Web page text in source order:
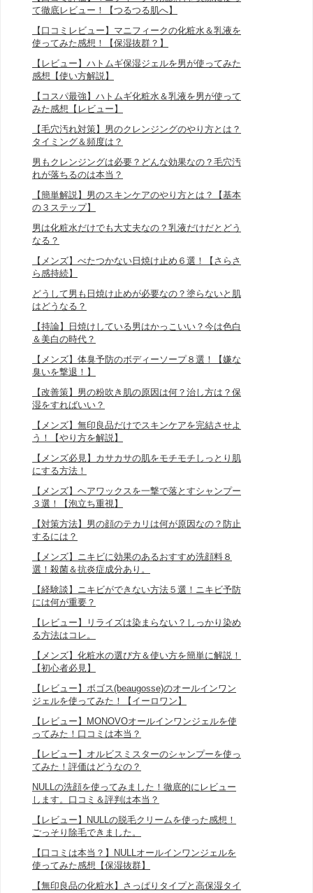
て徹底レビュー！【つるつる肌へ】
【口コミレビュー】マニフィークの化粧水＆乳液を
使ってみた感想！【保湿抜群？】
【レビュー】ハトムギ保湿ジェルを男が使ってみた
感想【使い方解説】
【コスパ最強】ハトムギ化粧水＆乳液を男が使って
みた感想【レビュー】
【毛穴汚れ対策】男のクレンジングのやり方とは？
タイミング＆頻度は？
男もクレンジングは必要？どんな効果なの？毛穴汚
れが落ちるのは本当？
【簡単解説】男のスキンケアのやり方とは？【基本
の３ステップ】
男は化粧水だけでも大丈夫なの？乳液だけだとどう
なる？
【メンズ】べたつかない日焼け止め６選！【さらさ
ら感持続】
どうして男も日焼け止めが必要なの？塗らないと肌
はどうなる？
【持論】日焼けしている男はかっこいい？今は色白
＆美白の時代？
【メンズ】体臭予防のボディーソープ８選！【嫌な
臭いを撃退！】
【改善策】男の粉吹き肌の原因は何？治し方は？保
湿をすればいい？
【メンズ】無印良品だけでスキンケアを完結させよ
う！【やり方を解説】
【メンズ必見】カサカサの肌をモチモチしっとり肌
にする方法！
【メンズ】ヘアワックスを一撃で落とすシャンプー
３選！【泡立ち重視】
【対策方法】男の顔のテカリは何が原因なの？防止
するには？
【メンズ】ニキビに効果のあるおすすめ洗顔料８
選！殺菌＆抗炎症成分あり。
【経験談】ニキビができない方法５選！ニキビ予防
には何が重要？
【レビュー】リライズは染まらない？しっかり染め
る方法はコレ。
【メンズ】化粧水の選び方＆使い方を簡単に解説！
【初心者必見】
【レビュー】ボゴス(beaugosse)のオールインワン
ジェルを使ってみた！【イーロワン】
【レビュー】MONOVOオールインワンジェルを使
ってみた！口コミは本当？
【レビュー】オルビスミスターのシャンプーを使っ
てみた！評価はどうなの？
NULLの洗顔を使ってみました！徹底的にレビュー
します。口コミ＆評判は本当？
【レビュー】NULLの脱毛クリームを使った感想！
ごっそり除毛できました。
【口コミは本当？】NULLオールインワンジェルを
使ってみた感想【保湿抜群】
【無印良品の化粧水】さっぱりタイプと高保湿タイ